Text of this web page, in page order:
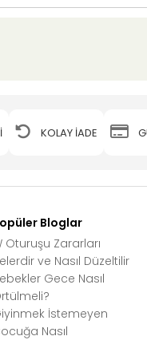
KOLAY İADE
Bloglar
Oturuşu Zararları
ve Nasıl Düzeltilir
Gece Nasıl
İstemeyen
Nasıl